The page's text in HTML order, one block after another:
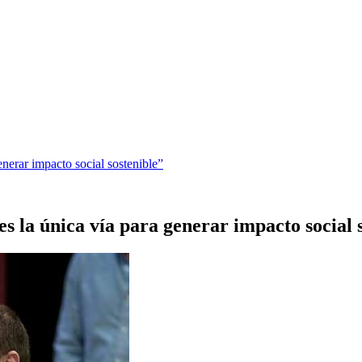
impacto social sostenible”
la única vía para generar impacto social